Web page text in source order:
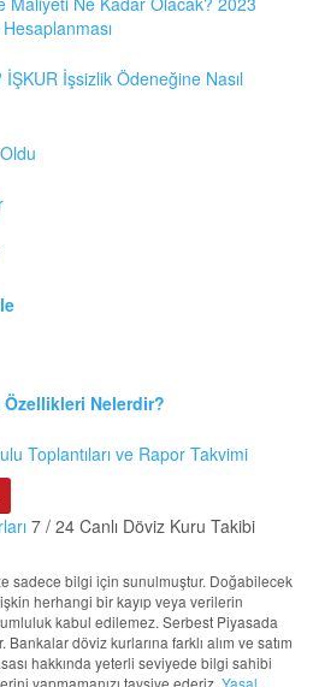
İşsizlik Ödeneğine Nasıl
Nelerdir?
Toplantıları ve Rapor Takvimi
7 / 24 Canlı Döviz Kuru Takibi
sadece bilgi için sunulmuştur. Doğabilecek
herhangi bir kayıp veya verilerin
kabul edilemez. Serbest Piyasada
Bankalar döviz kurlarına farklı alım ve satım
hakkında yeterli seviyede bilgi sahibi